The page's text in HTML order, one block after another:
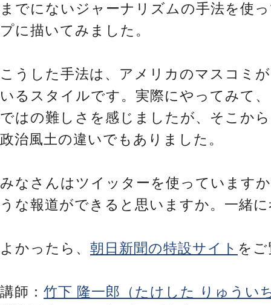
までにないジャーナリズムの手法を使
プに描いてみました。
こうした手法は、アメリカのマスコミ
いるスタイルです。実際にやってみて
ではの難しさを感じましたが、そこか
政治風土の違いでもありました。
みなさんはツイッターを使っています
うな報道ができると思いますか。一緒
よかったら、 朝日新聞の特設サイト を
講師： 竹下 隆一郎（たけした りゅうい